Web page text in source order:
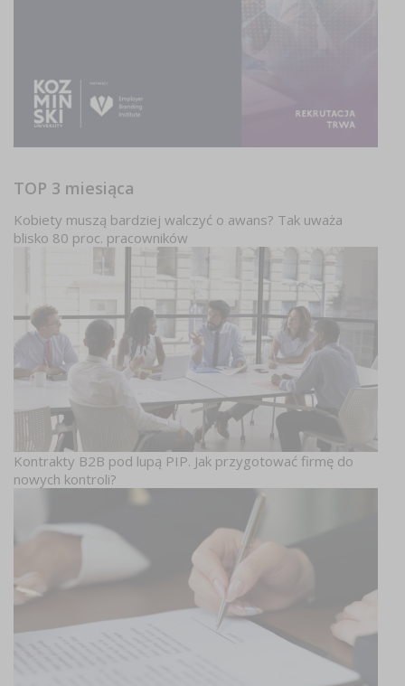
TOP 3 miesiąca
Kobiety muszą bardziej walczyć o awans? Tak uważa
blisko 80 proc. pracowników
Kontrakty B2B pod lupą PIP. Jak przygotować firmę do
nowych kontroli?